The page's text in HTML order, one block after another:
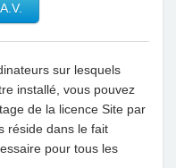
sur lesquels
installé, vous pouvez
de la licence Site par
réside dans le fait
pour tous les